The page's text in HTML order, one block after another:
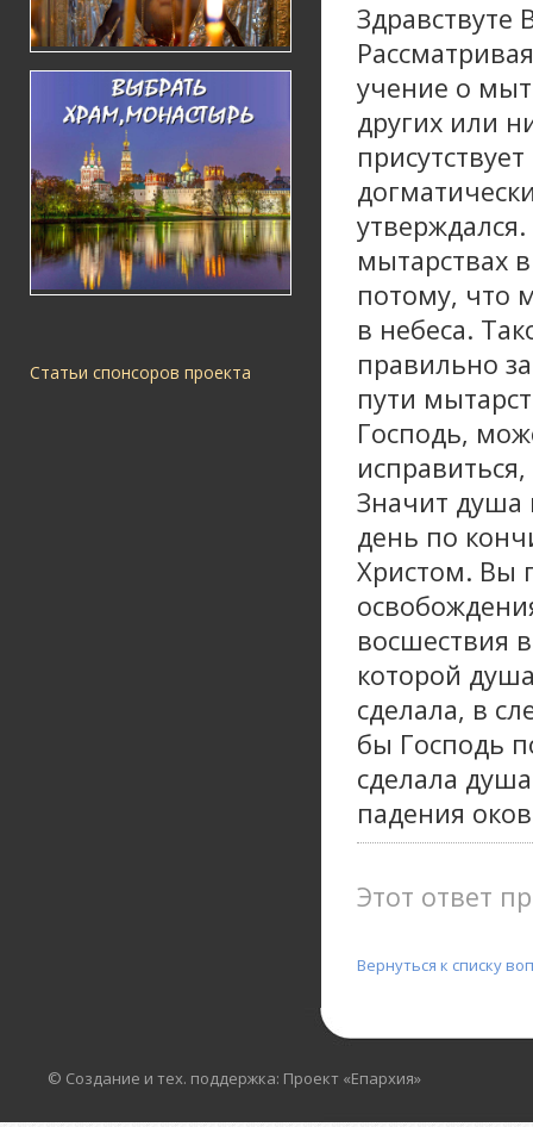
Статьи спонсоров проекта
учение о
других или
мытарствах
потому, что
в небеса.
правильно
пути
Господь,
Значит душа
день по
Христом. Вы
восшествия
которой
сделала, в
бы Господь
сделала
падения
Этот ответ
Вернуться к списку
© Создание и тех. поддержка: Проект «Епархия»